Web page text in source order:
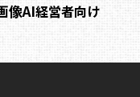
像AI経営者向け